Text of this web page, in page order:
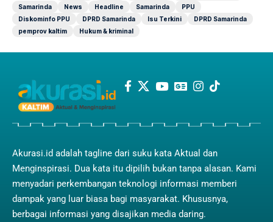
Samarinda
News Headline Samarinda
PPU
Diskominfo PPU
DPRD Samarinda Isu Terkini
DPRD Samarinda
pemprov kaltim
Hukum & kriminal
Akurasi.id adalah tagline dari suku kata Aktual dan
Menginspirasi. Dua kata itu dipilih bukan tanpa alasan. Kami
menyadari perkembangan teknologi informasi memberi
dampak yang luar biasa bagi masyarakat. Khususnya,
berbagai informasi yang disajikan media daring.